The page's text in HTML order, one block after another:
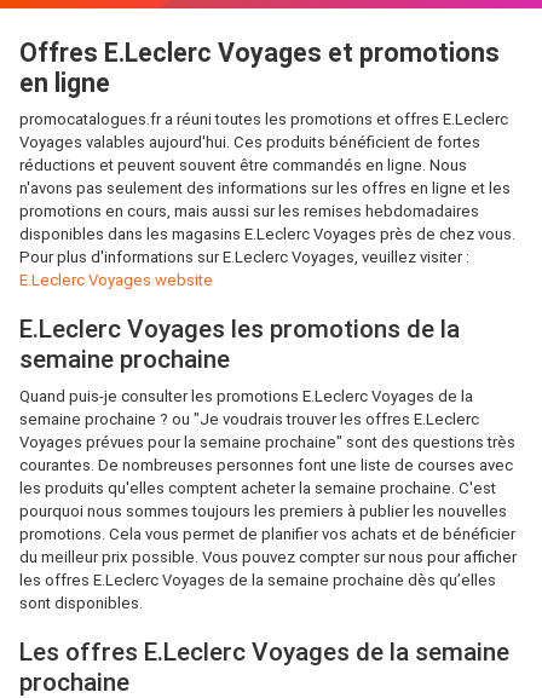
Offres E.Leclerc Voyages et promotions
en ligne
promocatalogues.fr a réuni toutes les promotions et offres E.Leclerc
Voyages valables aujourd'hui. Ces produits bénéficient de fortes
réductions et peuvent souvent être commandés en ligne. Nous
n'avons pas seulement des informations sur les offres en ligne et les
promotions en cours, mais aussi sur les remises hebdomadaires
disponibles dans les magasins E.Leclerc Voyages près de chez vous.
Pour plus d'informations sur E.Leclerc Voyages, veuillez visiter :
E.Leclerc Voyages website
E.Leclerc Voyages les promotions de la
semaine prochaine
Quand puis-je consulter les promotions E.Leclerc Voyages de la
semaine prochaine ? ou "Je voudrais trouver les offres E.Leclerc
Voyages prévues pour la semaine prochaine" sont des questions très
courantes. De nombreuses personnes font une liste de courses avec
les produits qu'elles comptent acheter la semaine prochaine. C'est
pourquoi nous sommes toujours les premiers à publier les nouvelles
promotions. Cela vous permet de planifier vos achats et de bénéficier
du meilleur prix possible. Vous pouvez compter sur nous pour afficher
les offres E.Leclerc Voyages de la semaine prochaine dès qu’elles
sont disponibles.
Les offres E.Leclerc Voyages de la semaine
prochaine